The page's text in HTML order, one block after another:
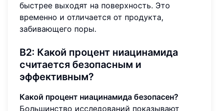
быстрее выходят на поверхность. Это
временно и отличается от продукта,
забивающего поры.
В2: Какой процент ниацинамида
считается безопасным и
эффективным?
Какой процент ниацинамида безопасен?
Большинство исследований показывают